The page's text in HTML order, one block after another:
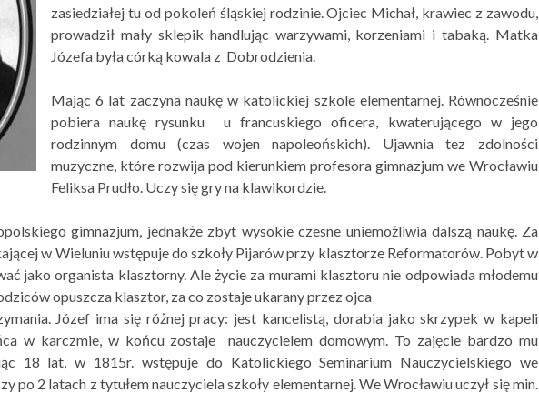
zasiedziałej tu od pokoleń śląskiej rodzinie. Ojciec Michał, krawiec z zawodu,
prowadził mały sklepik handlując warzywami, korzeniami i tabaką. Matka
Józefa była córką kowala z Dobrodzienia.
Mając 6 lat zaczyna naukę w katolickiej szkole elementarnej. Równocześnie
pobiera naukę rysunku u francuskiego oficera, kwaterującego w jego
rodzinnym domu (czas wojen napoleońskich). Ujawnia tez zdolności
muzyczne, które rozwija pod kierunkiem profesora gimnazjum we Wrocławiu
Feliksa Prudło. Uczy się gry na klawikordzie.
gimnazjum, jednakże zbyt wysokie czesne uniemożliwia dalszą naukę. Za
w Wieluniu wstępuje do szkoły Pijarów przy klasztorze Reformatorów. Pobyt w
jako organista klasztorny. Ale życie za murami klasztoru nie odpowiada młodemu
opuszcza klasztor, za co zostaje ukarany przez ojca
Józef ima się różnej pracy: jest kancelistą, dorabia jako skrzypek w kapeli
w karczmie, w końcu zostaje nauczycielem domowym. To zajęcie bardzo mu
18 lat, w 1815r. wstępuje do Katolickiego Seminarium Nauczycielskiego we
po 2 latach z tytułem nauczyciela szkoły elementarnej. We Wrocławiu uczył się min.